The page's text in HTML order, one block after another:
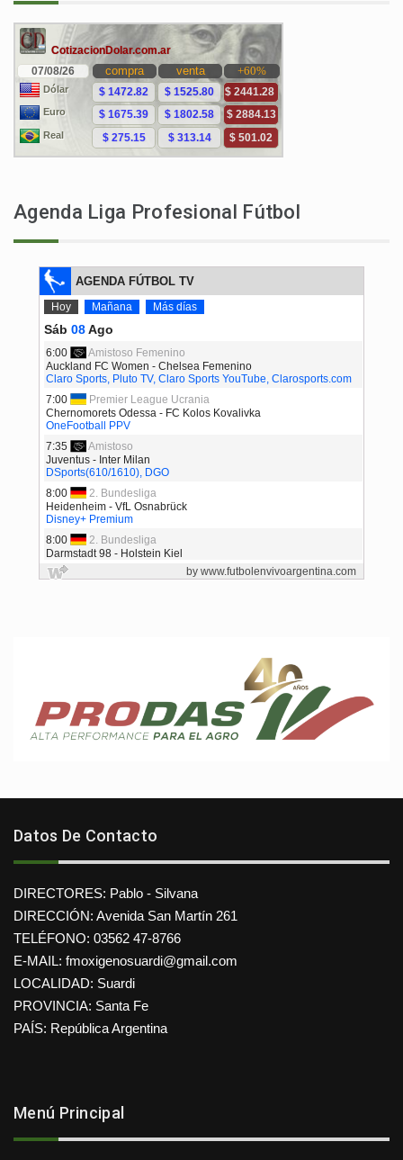
Agenda Liga Profesional Fútbol
Datos De Contacto
DIRECTORES: Pablo - Silvana
DIRECCIÓN: Avenida San Martín 261
TELÉFONO: 03562 47-8766
E-MAIL: fmoxigenosuardi@gmail.com
LOCALIDAD: Suardi
PROVINCIA: Santa Fe
PAÍS: República Argentina
Menú Principal